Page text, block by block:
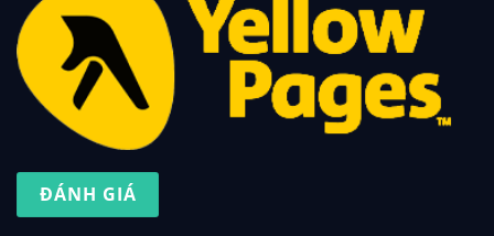
ĐÁNH GIÁ